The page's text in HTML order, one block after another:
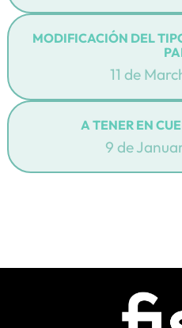
MODIFICACIÓN DEL
11 de
A TENER EN
9 de